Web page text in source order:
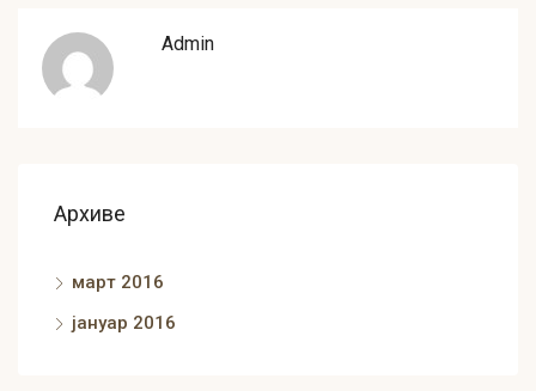
Admin
Архиве
март 2016
јануар 2016